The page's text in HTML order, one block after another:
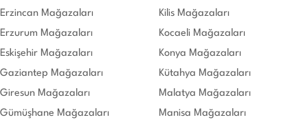
Erzincan Mağazaları
Erzurum Mağazaları
Eskişehir Mağazaları
Gaziantep Mağazaları
Giresun Mağazaları
Gümüşhane Mağazaları
Kilis Mağazaları
Kocaeli Mağazaları
Konya Mağazaları
Kütahya Mağazaları
Malatya Mağazaları
Manisa Mağazaları